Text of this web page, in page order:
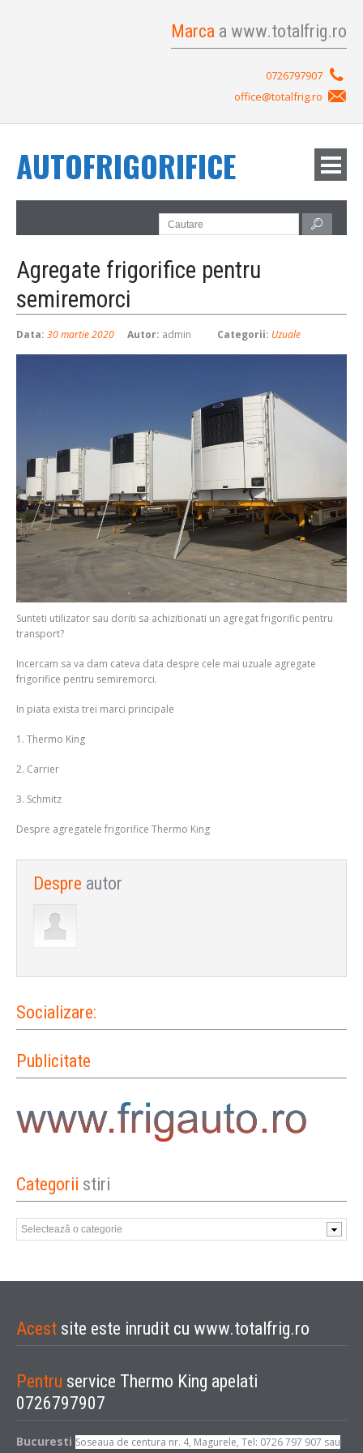
Marca a www.totalfrig.ro
0726797907
office@totalfrig.ro
AUTOFRIGORIFICE
Agregate frigorifice pentru
semiremorci
Data: 30 martie 2020 Autor: admin Categorii: Uzuale
Sunteti utilizator sau doriti sa achizitionati un agregat frigorific pentru
transport?
Incercam sa va dam cateva data despre cele mai uzuale agregate
frigorifice pentru semiremorci.
In piata exista trei marci principale
1. Thermo King
2. Carrier
3. Schmitz
Despre agregatele frigorifice Thermo King
Despre autor
Socializare:
Publicitate
Categorii stiri
Categorii
stiri
Acest site este inrudit cu www.totalfrig.ro
Pentru service Thermo King apelati
0726797907
Bucuresti Soseaua de centura nr. 4, Magurele, Tel: 0726 797 907 sau